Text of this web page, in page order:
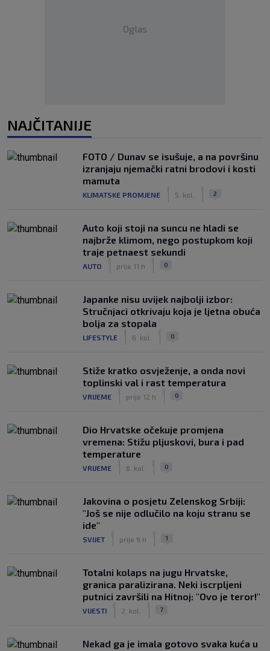
Oglas
NAJČITANIJE
FOTO / Dunav se isušuje, a na površinu
izranjaju njemački ratni brodovi i kosti
mamuta
KLIMATSKE PROMJENE 5. kol. 2
Auto koji stoji na suncu ne hladi se
najbrže klimom, nego postupkom koji
traje petnaest sekundi
AUTO prije 11 h 0
Japanke nisu uvijek najbolji izbor:
Stručnjaci otkrivaju koja je ljetna obuća
bolja za stopala
LIFESTYLE 6. kol. 0
Stiže kratko osvježenje, a onda novi
toplinski val i rast temperatura
VRIJEME prije 12 h 0
Dio Hrvatske očekuje promjena
vremena: Stižu pljuskovi, bura i pad
temperature
VRIJEME 6. kol. 0
Jakovina o posjetu Zelenskog Srbiji:
"Još se nije odlučilo na koju stranu se
ide"
SVIJET prije 9 h 1
Totalni kolaps na jugu Hrvatske,
granica paralizirana. Neki iscrpljeni
putnici završili na Hitnoj: "Ovo je teror!"
VIJESTI 2. kol. 7
Nekad ga je imala gotovo svaka kuća u